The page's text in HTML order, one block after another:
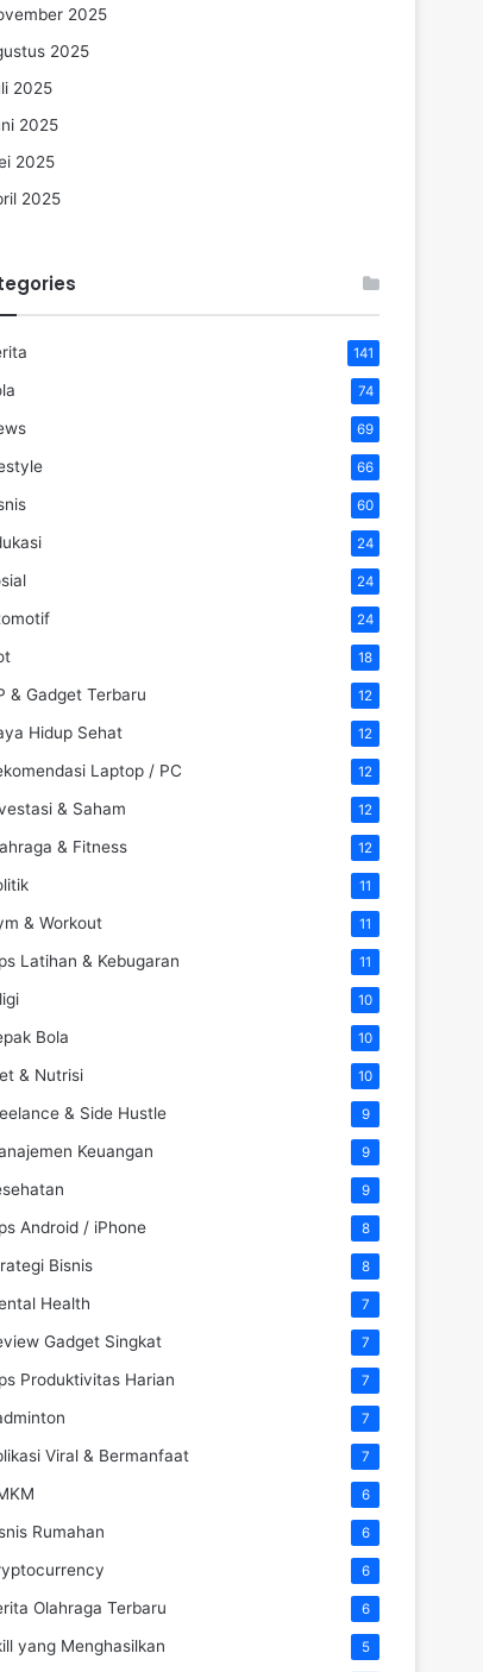
2025
2025
2025
2025
2025
2025
141
74
69
66
60
24
24
24
18
& Gadget Terbaru 12
Hidup Sehat 12
Laptop / PC 12
& Saham 12
& Fitness 12
11
& Workout 11
Latihan & Kebugaran 11
10
Bola 10
& Nutrisi 10
& Side Hustle 9
Keuangan 9
9
Android / iPhone 8
Bisnis 8
Health 7
Gadget Singkat 7
Produktivitas Harian 7
7
Viral & Bermanfaat 7
6
Rumahan 6
6
Olahraga Terbaru 6
yang Menghasilkan 5